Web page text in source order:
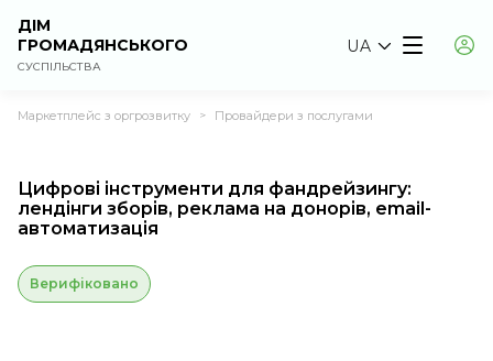
ДІМ
ГРОМАДЯНСЬКОГО
СУСПІЛЬСТВА
UA
Маркетплейс з оргрозвитку > Провайдери з послугами
Цифрові інструменти для фандрейзингу:
лендінги зборів, реклама на донорів, email-
автоматизація
Верифіковано